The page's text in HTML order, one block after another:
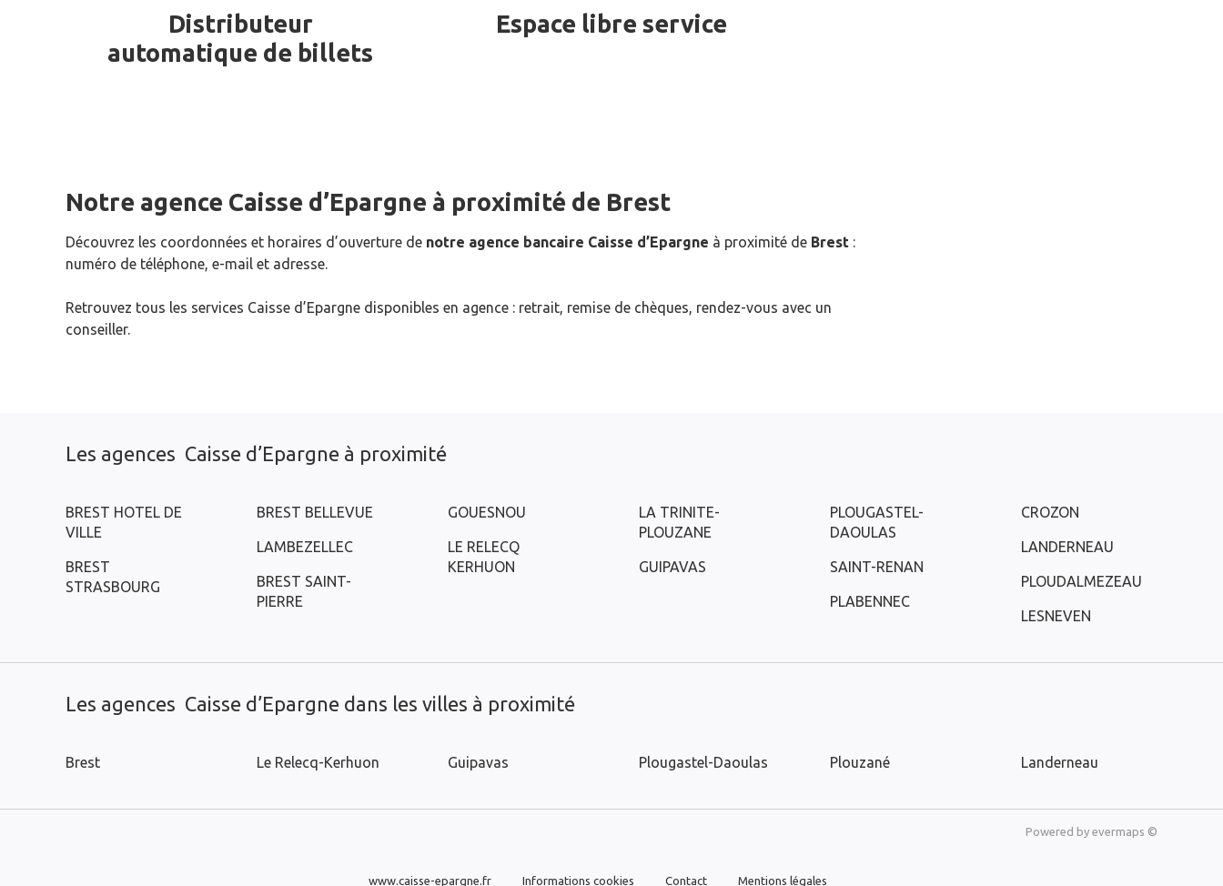
Distributeur
automatique de billets
Espace libre service
Notre agence Caisse d’Epargne à proximité de Brest
Découvrez les coordonnées et horaires d’ouverture de notre agence bancaire Caisse d’Epargne à proximité de Brest :
numéro de téléphone, e-mail et adresse.
Retrouvez tous les services Caisse d’Epargne disponibles en agence : retrait, remise de chèques, rendez-vous avec un
conseiller.
Les agences Caisse d’Epargne à proximité
BREST HOTEL DE
VILLE
BREST
STRASBOURG
BREST BELLEVUE
LAMBEZELLEC
BREST SAINT-
PIERRE
GOUESNOU
LE RELECQ
KERHUON
LA TRINITE-
PLOUZANE
GUIPAVAS
PLOUGASTEL-
DAOULAS
SAINT-RENAN
PLABENNEC
CROZON
LANDERNEAU
PLOUDALMEZEAU
LESNEVEN
Les agences Caisse d’Epargne dans les villes à proximité
Brest Le Relecq-Kerhuon Guipavas Plougastel-Daoulas Plouzané Landerneau
Powered by evermaps ©
www.caisse-epargne.fr Informations cookies Contact Mentions légales